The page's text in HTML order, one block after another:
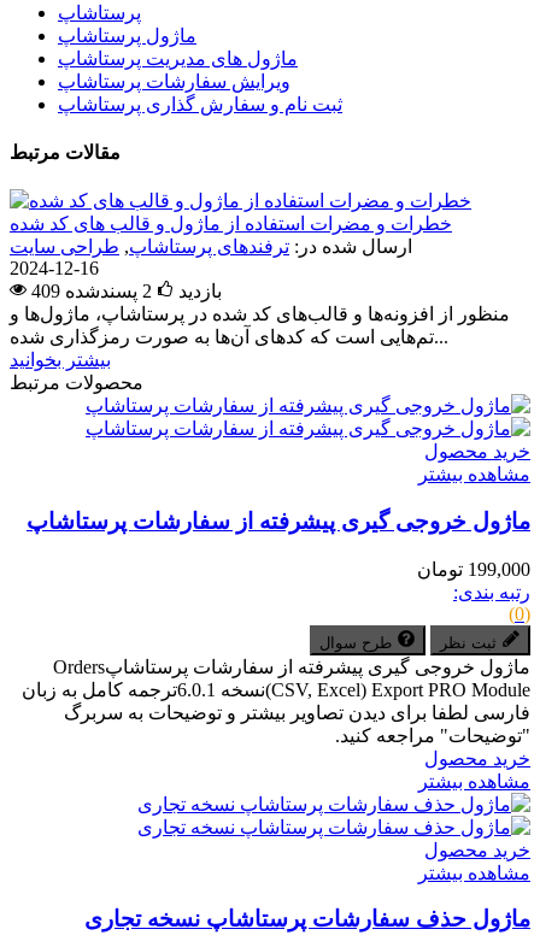
پرستاشاپ
ماژول پرستاشاپ
ماژول های مدیریت پرستاشاپ
ویرایش سفارشات پرستاشاپ
ثبت نام و سفارش گذاری پرستاشاپ
مقالات مرتبط
خطرات و مضرات استفاده از ماژول و قالب های کد شده
ارسال شده در: ترفندهای پرستاشاپ, طراحی سایت
2024-12-16
409 بازدید
2 پسندشده
منظور از افزونه‌ها و قالب‌های کد شده در پرستاشاپ، ماژول‌ها و
تم‌هایی است که کدهای آن‌ها به صورت رمزگذاری شده...
بیشتر بخوانید
محصولات مرتبط
خرید محصول
مشاهده بیشتر
ماژول خروجی گیری پیشرفته از سفارشات پرستاشاپ
199,000 تومان
رتبه بندی:
(0)
ثبت نظر طرح سوال
ماژول خروجی گیری پیشرفته از سفارشات پرستاشاپOrders
(CSV, Excel) Export PRO Moduleنسخه 6.0.1ترجمه کامل به زبان
فارسی لطفا برای دیدن تصاویر بیشتر و توضیحات به سربرگ
"توضیحات" مراجعه کنید.
خرید محصول
مشاهده بیشتر
خرید محصول
مشاهده بیشتر
ماژول حذف سفارشات پرستاشاپ نسخه تجاری